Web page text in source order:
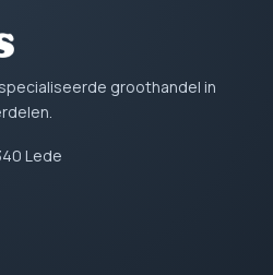
groothandel in
Lede